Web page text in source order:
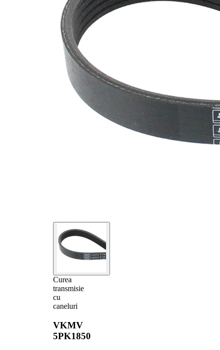
Curea
transmisie
cu
caneluri
VKMV
5PK1850
nervuri
SVHC
Nu sunt
Material
curea
dienă
cauciuc)